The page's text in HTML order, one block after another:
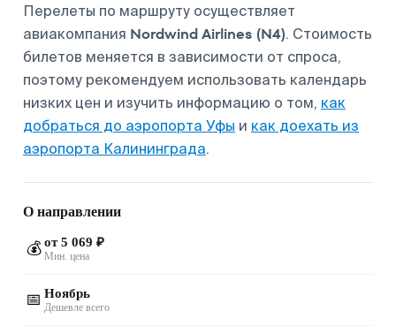
Перелеты по маршруту осуществляет
авиакомпания Nordwind Airlines (N4). Стоимость
билетов меняется в зависимости от спроса,
поэтому рекомендуем использовать календарь
низких цен и изучить информацию о том, как
добраться до аэропорта Уфы и как доехать из
аэропорта Калининграда.
О направлении
💰 от 5 069 ₽
Мин. цена
📅 Ноябрь
Дешевле всего